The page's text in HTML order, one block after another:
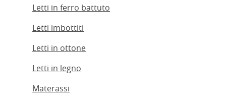
Letti in ferro battuto
Letti imbottiti
Letti in ottone
Letti in legno
Materassi